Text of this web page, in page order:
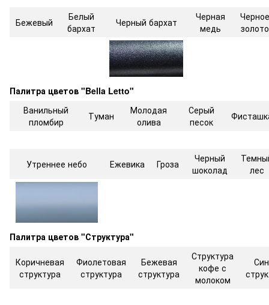
Бежевый
Белый
бархат
Черный бархат
Черная
медь
Черное
золото
Палитра цветов "Bella Letto"
Ванильный
пломбир
Туман
Молодая
олива
Серый
песок
Утреннее небо Ежевика Гроза
Черный
шоколад
лес
Палитра цветов "Структура"
Коричневая
структура
Фиолетовая
структура
Бежевая
структура
Структура
кофе с
молоком